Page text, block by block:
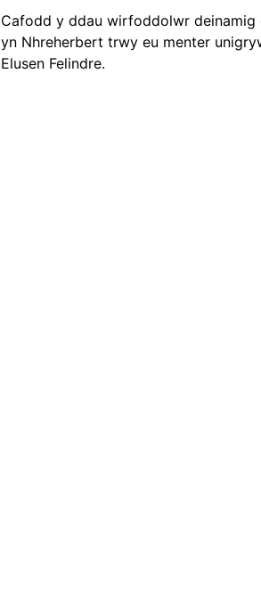
Cafodd y ddau wirfoddolwr
yn Nhreherbert trwy eu menter
Elusen Felindre.